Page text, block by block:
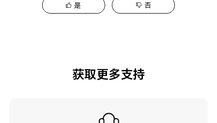
是 否
获取更多支持